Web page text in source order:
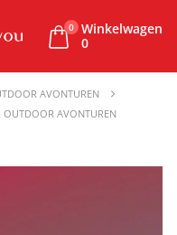
0 Winkelwagen
0
AVONTUREN
OUTDOOR AVONTUREN